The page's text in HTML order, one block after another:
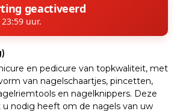
geactiveerd
uur.
en pedicure van topkwaliteit, met
van nagelschaartjes, pincetten,
en nagelknippers. Deze
u nodig heeft om de nagels van uw